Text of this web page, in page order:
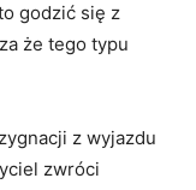
godzić się z
że tego typu
z wyjazdu
zwróci